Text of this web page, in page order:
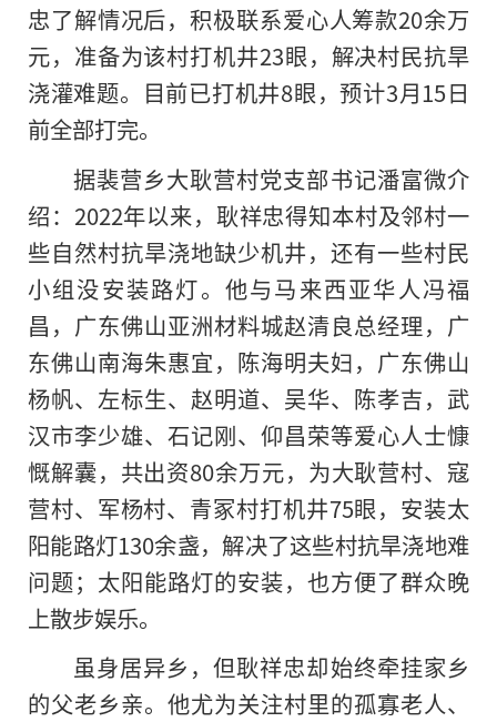
忠了解情况后，积极联系爱心人筹款20余万
元，准备为该村打机井23眼，解决村民抗旱
浇灌难题。目前已打机井8眼，预计3月15日
前全部打完。
据裴营乡大耿营村党支部书记潘富微介
绍：2022年以来，耿祥忠得知本村及邻村一
些自然村抗旱浇地缺少机井，还有一些村民
小组没安装路灯。他与马来西亚华人冯福
昌，广东佛山亚洲材料城赵清良总经理，广
东佛山南海朱惠宜，陈海明夫妇，广东佛山
杨帆、左标生、赵明道、吴华、陈孝吉，武
汉市李少雄、石记刚、仰昌荣等爱心人士慷
慨解囊，共出资80余万元，为大耿营村、寇
营村、军杨村、青冢村打机井75眼，安装太
阳能路灯130余盏，解决了这些村抗旱浇地难
问题；太阳能路灯的安装，也方便了群众晚
上散步娱乐。
虽身居异乡，但耿祥忠却始终牵挂家乡
的父老乡亲。他尤为关注村里的孤寡老人、